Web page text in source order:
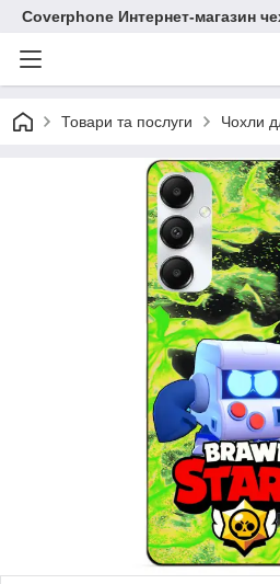
Coverphone Интернет-магазин
Товари та послуги Чохли